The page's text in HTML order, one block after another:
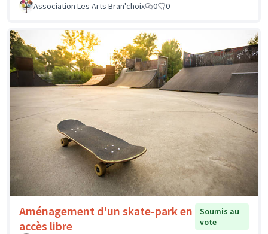
Association Les Arts Bran'choix
0 0
Aménagement d'un skate-park en
accès libre
Soumis au
vote